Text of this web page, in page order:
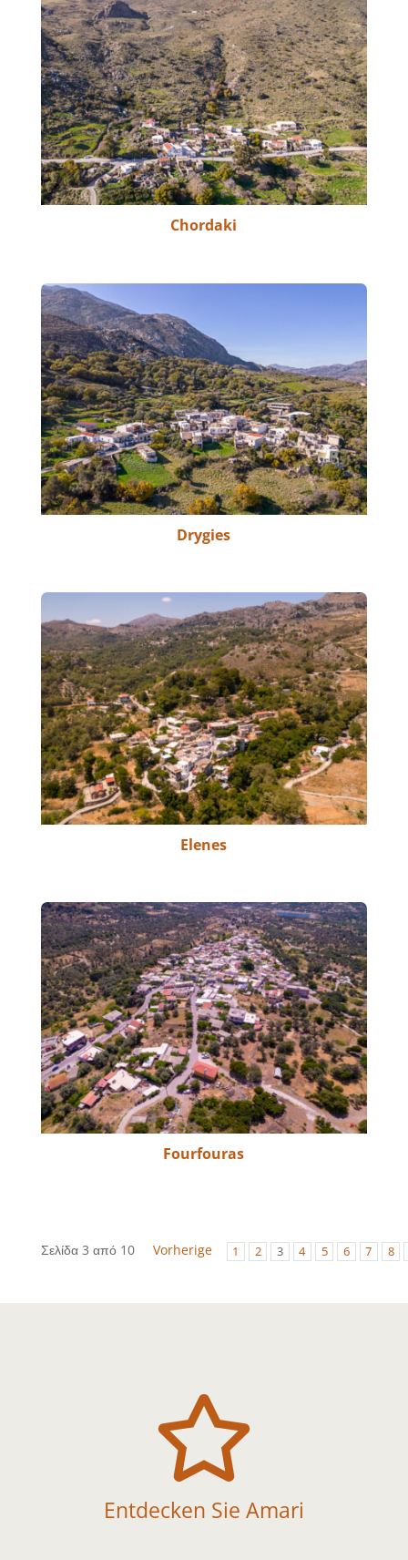
Chordaki
Drygies
Elenes
Fourfouras
Σελίδα 3 από 10 Vorherige 1 2 3 4 5 6 7 8

Entdecken Sie Amari